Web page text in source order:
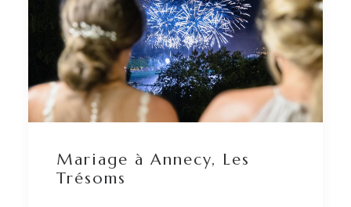
Mariage à Annecy, Les
Trésoms